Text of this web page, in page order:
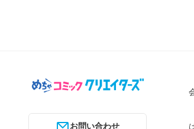
お問い合わせ